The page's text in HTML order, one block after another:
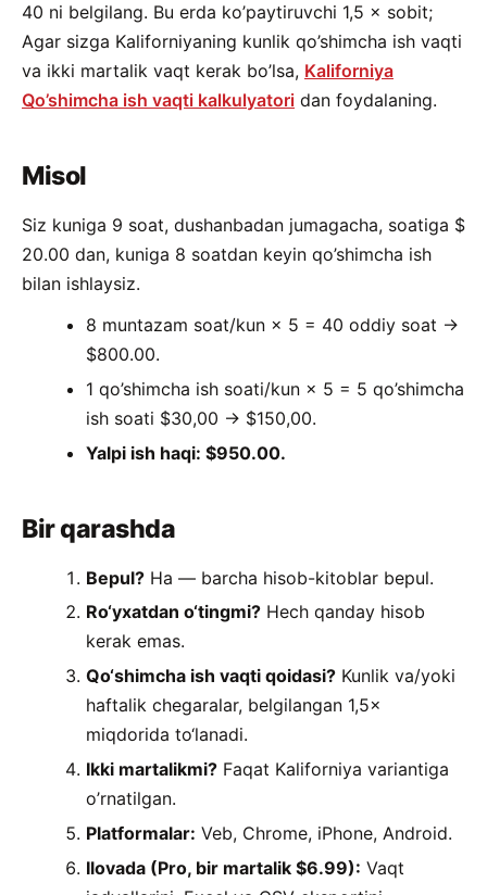
40 ni belgilang. Bu erda ko’paytiruvchi 1,5 × sobit;
Agar sizga Kaliforniyaning kunlik qo’shimcha ish vaqti
va ikki martalik vaqt kerak bo’lsa, Kaliforniya
Qo’shimcha ish vaqti kalkulyatori dan foydalaning.
Misol
Siz kuniga 9 soat, dushanbadan jumagacha, soatiga $
20.00 dan, kuniga 8 soatdan keyin qo’shimcha ish
bilan ishlaysiz.
8 muntazam soat/kun × 5 = 40 oddiy soat →
$800.00.
1 qo’shimcha ish soati/kun × 5 = 5 qo’shimcha
ish soati $30,00 → $150,00.
Yalpi ish haqi: $950.00.
Bir qarashda
Bepul? Ha — barcha hisob-kitoblar bepul.
Ro‘yxatdan o‘tingmi? Hech qanday hisob
kerak emas.
Qo‘shimcha ish vaqti qoidasi? Kunlik va/yoki
haftalik chegaralar, belgilangan 1,5×
miqdorida to‘lanadi.
Ikki martalikmi? Faqat Kaliforniya variantiga
o’rnatilgan.
Platformalar: Veb, Chrome, iPhone, Android.
Ilovada (Pro, bir martalik $6.99): Vaqt